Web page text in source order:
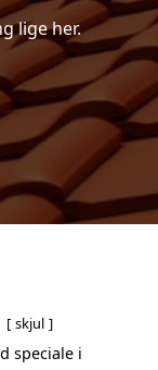
lige her.
skjul
speciale i